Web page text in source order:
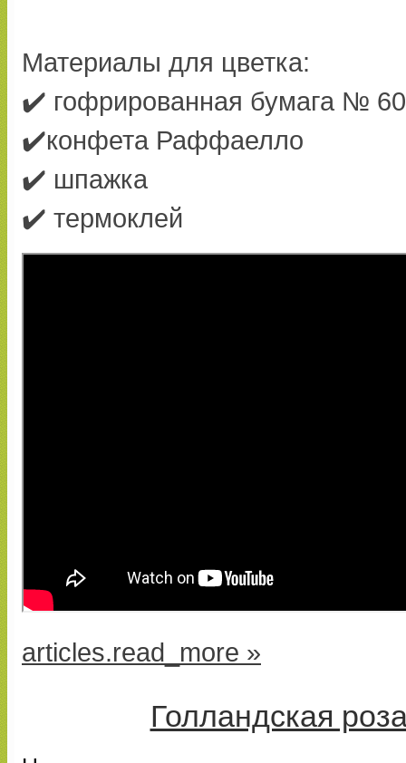
Материалы для цветка:
✔️ гофрированная бумага №
✔️конфета Раффаелло
✔️ шпажка
✔️ термоклей
articles.read_more »
Голландская